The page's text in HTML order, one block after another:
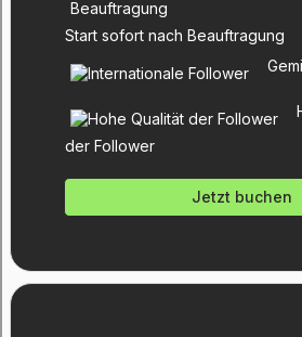
Start sofort nach Beauftragung
der Follower
Jetzt buchen